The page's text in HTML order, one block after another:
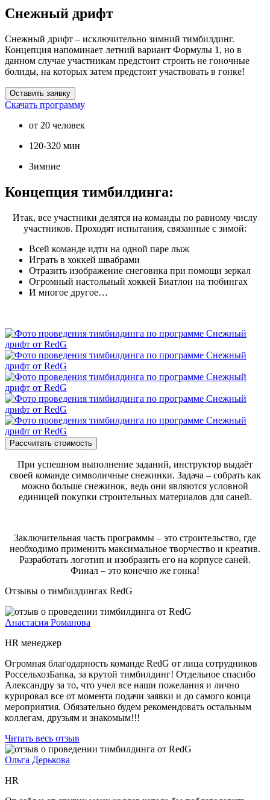
Снежный дрифт
Снежный дрифт – исключительно зимний тимбилдинг.
Концепция напоминает летний вариант Формулы 1, но в
данном случае участникам предстоит строить не гоночные
болиды, на которых затем предстоит участвовать в гонке!
Оставить заявку
Скачать программу
от 20 человек
120-320 мин
Зимние
Концепция тимбилдинга:
Итак, все участники делятся на команды по равному числу
участников. Проходят испытания, связанные с зимой:
Всей команде идти на одной паре лыж
Играть в хоккей швабрами
Отразить изображение снеговика при помощи зеркал
Огромный настольный хоккей Биатлон на тюбингах
И многое другое…
Рассчитать стоимость
При успешном выполнение заданий, инструктор выдаёт
своей команде символичные снежинки. Задача – собрать как
можно больше снежинок, ведь они являются условной
единицей покупки строительных материалов для саней.
Заключительная часть программы – это строительство, где
необходимо применить максимальное творчество и креатив.
Разработать логотип и изобразить его на корпусе саней.
Финал – это конечно же гонка!
Отзывы о тимбилдингах RedG
Анастасия Романова
HR менеджер
Огромная благодарность команде RedG от лица сотрудников
РоссельхозБанка, за крутой тимбилдинг! Отдельное спасибо
Александру за то, что учел все наши пожелания и лично
курировал все от момента подачи заявки и до самого конца
мероприятия. Обязательно будем рекомендовать остальным
коллегам, друзьям и знакомым!!!
Читать весь отзыв
Ольга Дерькова
HR